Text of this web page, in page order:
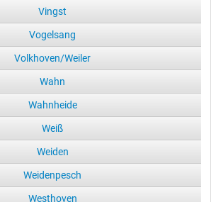
Vingst
Vogelsang
Volkhoven/Weiler
Wahn
Wahnheide
Weiß
Weiden
Weidenpesch
Westhoven